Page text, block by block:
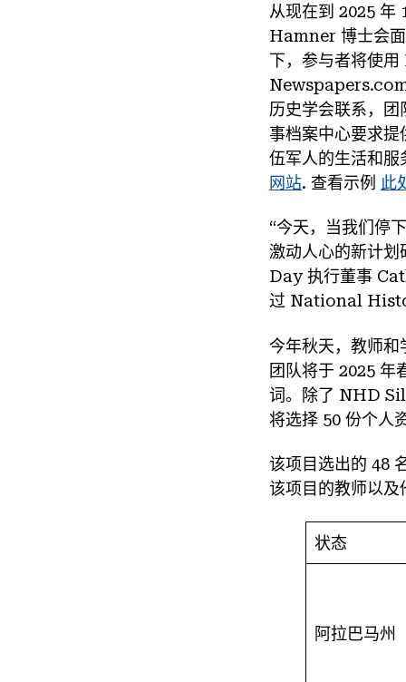
从现在到 2025 年
Hamner 博士会面
下，参与者将使
Newspapers.com
历史学会联系，
事档案中心要求提
伍军人的生活和
网站. 查看示例 此
“今天，当我们停
激动人心的新计
Day 执行董事
过 National
今年秋天，教师和
团队将于 2025 年
词。除了 NHD
将选择 50 份个人
该项目选出的 48
该项目的教师以及
状态
阿拉巴马州